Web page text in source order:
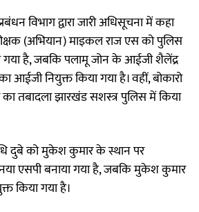
विभाग द्वारा जारी अधिसूचना में कहा
(अभियान) माइकल राज एस को पुलिस
गया है, जबकि पलामू जोन के आईजी शैलेंद्र
आईजी नियुक्त किया गया है। वहीं, बोकारो
तबादला झारखंड सशस्त्र पुलिस में किया
दुबे को मुकेश कुमार के स्थान पर
एसपी बनाया गया है, जबकि मुकेश कुमार
किया गया है।